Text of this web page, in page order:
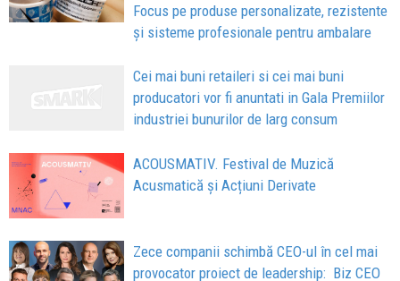
Focus pe produse personalizate, rezistente
și sisteme profesionale pentru ambalare
Cei mai buni retaileri si cei mai buni
producatori vor fi anuntati in Gala Premiilor
industriei bunurilor de larg consum
ACOUSMATIV. Festival de Muzică
Acusmatică și Acțiuni Derivate
Zece companii schimbă CEO-ul în cel mai
provocator proiect de leadership: Biz CEO